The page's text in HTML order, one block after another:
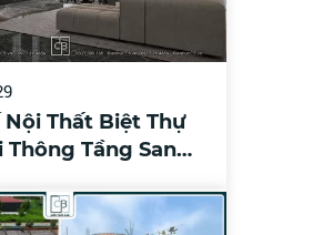
Nội Thất Biệt Thự
Thông Tầng Sang